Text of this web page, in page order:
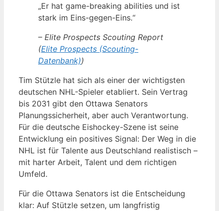
„Er hat game-breaking abilities und ist
stark im Eins-gegen-Eins.“
– Elite Prospects Scouting Report
(Elite Prospects (Scouting-
Datenbank))
Tim Stützle hat sich als einer der wichtigsten
deutschen NHL-Spieler etabliert. Sein Vertrag
bis 2031 gibt den Ottawa Senators
Planungssicherheit, aber auch Verantwortung.
Für die deutsche Eishockey-Szene ist seine
Entwicklung ein positives Signal: Der Weg in die
NHL ist für Talente aus Deutschland realistisch –
mit harter Arbeit, Talent und dem richtigen
Umfeld.
Für die Ottawa Senators ist die Entscheidung
klar: Auf Stützle setzen, um langfristig